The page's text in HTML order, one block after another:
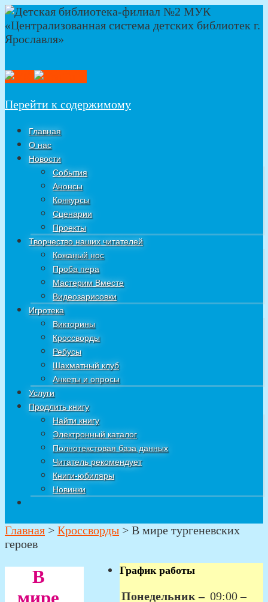
Перейти к содержимому
Главная
О нас
Новости
События
Анонсы
Конкурсы
Сценарии
Проекты
Творчество наших читателей
Кожаный нос
Проба пера
Мастерим Вместе
Видеозарисовки
Игротека
Викторины
Кроссворды
Ребусы
Шахматный клуб
Анкеты и опросы
Услуги
Продлить книгу
Найти книгу
Электронный каталог
Полнотекстовая база данных
Читатель рекомендует
Книги-юбиляры
Новинки
Главная > Кроссворды > В мире тургеневских
героев
В
мире
График работы
Понедельник – 09:00 –